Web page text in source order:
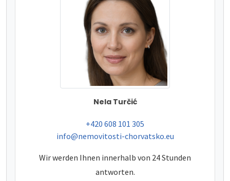
Nela Turčić
tel:
+420 608 101 305
e-mail:
info@nemovitosti-chorvatsko.eu
Wir werden Ihnen innerhalb von 24 Stunden
antworten.